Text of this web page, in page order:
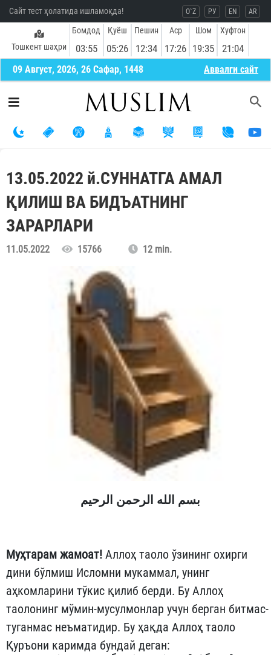
Сайт тест ҳолатида ишламоқда! O`Z РУ EN AR
Тошкент шаҳри
Бомдод
03:55
Қуёш
05:26
Пешин
12:34
Аср
17:26
Шом
19:35
Хуфтон
21:04
09 Август, 2026, 26 Сафар, 1448 Aввалги сайт
13.05.2022 й.СУННАТГА АМАЛ
ҚИЛИШ ВА БИДЪАТНИНГ
ЗАРАРЛАРИ
11.05.2022 15766 12 min.
بسم الله الرحمن الرحيم
Муҳтарам жамоат! Аллоҳ таоло ўзининг охирги
дини бўлмиш Исломни мукаммал, унинг
аҳкомларини тўкис қилиб берди. Бу Аллоҳ
таолонинг мўмин-мусулмонлар учун берган битмас-
туганмас неъматидир. Бу ҳақда Аллоҳ таоло
Қуръони каримда бундай деган: